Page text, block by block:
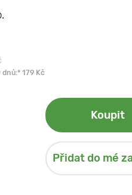
179 Kč
Koupit
Přidat do mé